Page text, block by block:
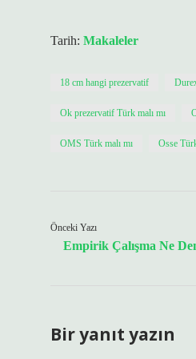
Tarih: Makaleler
18 cm hangi prezervatif
Ok prezervatif Türk malı mı
OMS Türk malı mı Osse
Önceki Yazı
Empirik Çalışma Ne
Bir yanıt yazın